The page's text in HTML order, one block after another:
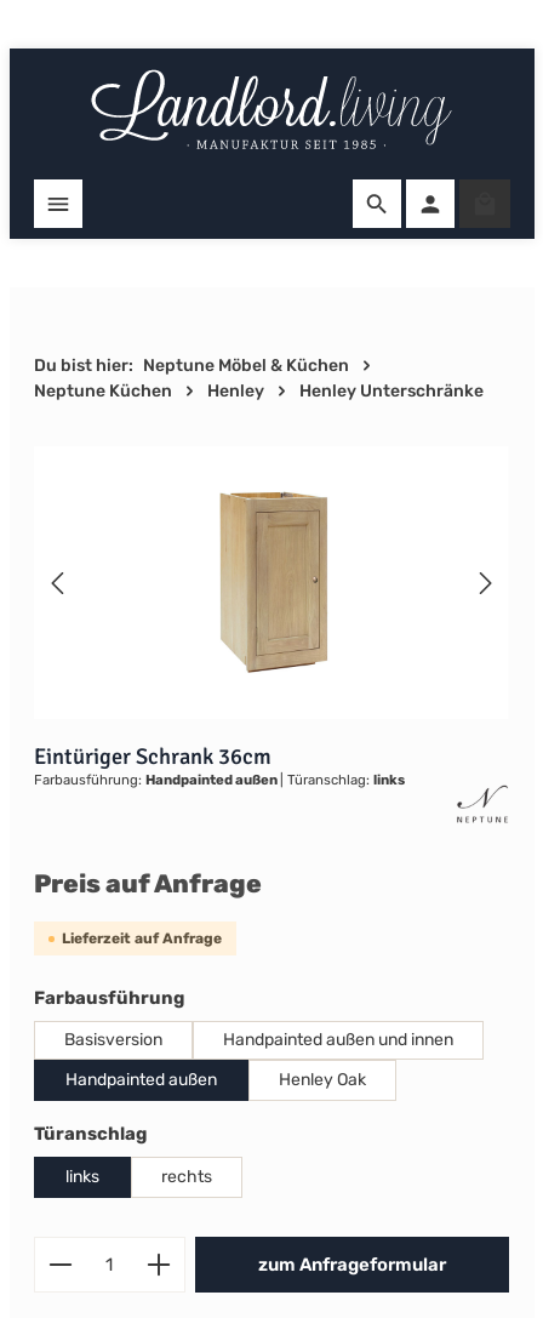
Du bist hier: Neptune Möbel & Küchen
Neptune Küchen
Henley Henley Unterschränke
Eintüriger Schrank 36cm
Farbausführung: Handpainted außen Türanschlag: links
Preis auf Anfrage
Lieferzeit auf Anfrage
Farbausführungauswählen
Basisversion
Handpainted außen und innen
Handpainted außen
Henley Oak
Türanschlagauswählen
links rechts
Produkt Anzahl: Gib den
zum Anfrageformular